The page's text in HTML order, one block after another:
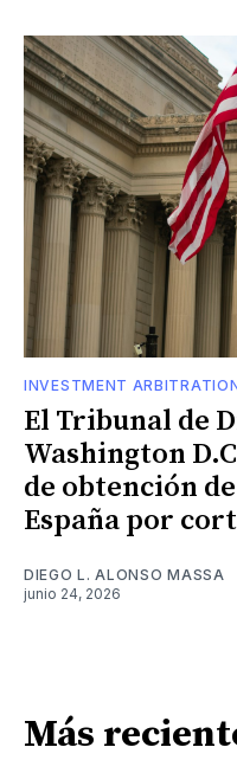
INVESTMENT
El Tribunal de
Washington
de obtención
España por
DIEGO L. ALONSO MASSA
junio 24, 2026
Más